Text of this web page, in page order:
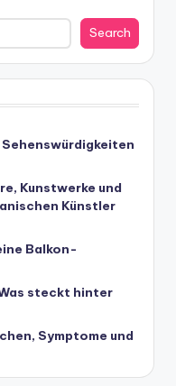
Search
Kunstwerke und
Künstler
Balkon-
steckt hinter
Symptome und